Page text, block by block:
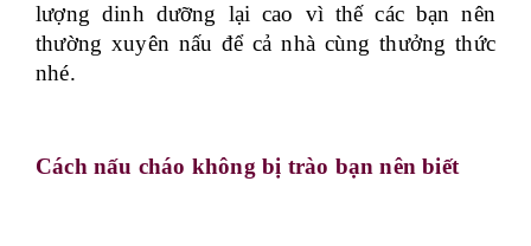
lượng dinh dưỡng lại cao vì thế các bạn nên
thường xuyên nấu để cả nhà cùng thưởng thức
nhé.
Cách nấu cháo không bị trào bạn nên biết